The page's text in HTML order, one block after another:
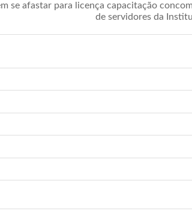
se afastar para licença capacitação
de servidores da